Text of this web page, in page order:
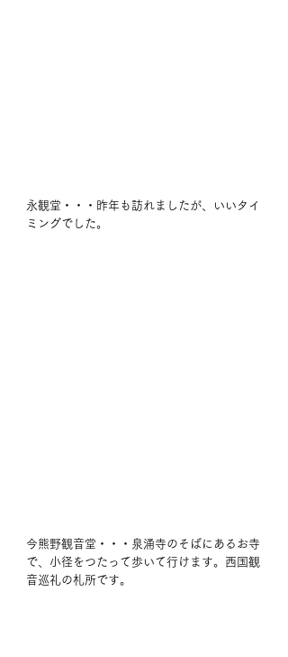
永観堂・・・昨年も訪れましたが、いいタイ
ミングでした。
今熊野観音堂・・・泉涌寺のそばにあるお寺
で、小径をつたって歩いて行けます。西国観
音巡礼の札所です。